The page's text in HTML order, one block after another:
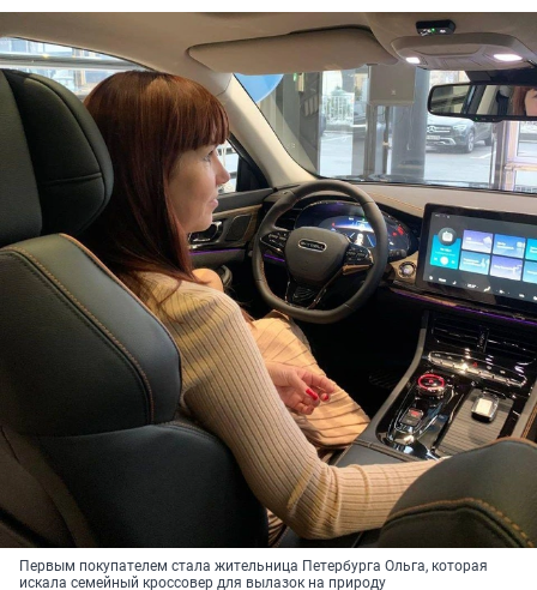
Первым покупателем стала жительница Петербурга Ольга, которая
искала семейный кроссовер для вылазок на природу